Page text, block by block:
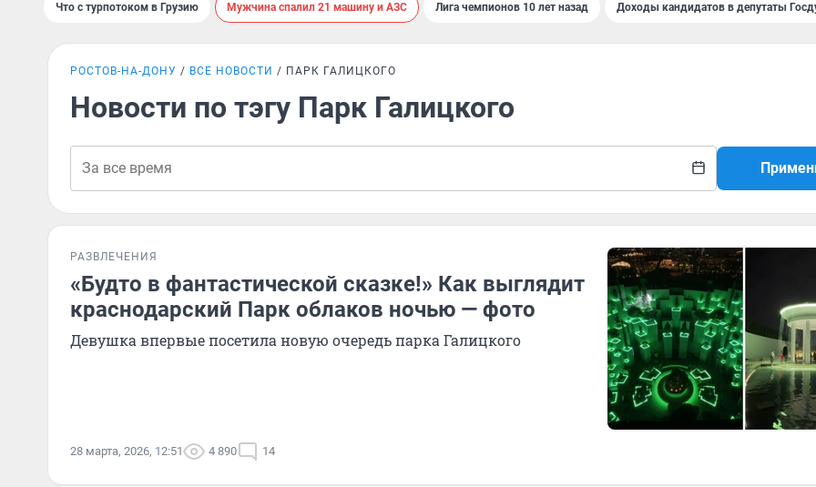
Что с турпотоком в Грузию Мужчина спалил 21 машину и АЗС Лига чемпионов 10 лет назад Доходы кандидатов в депутаты
РОСТОВ-НА-ДОНУ ВСЕ НОВОСТИ ПАРК ГАЛИЦКОГО
Новости по тэгу Парк Галицкого
РАЗВЛЕЧЕНИЯ
«Будто в фантастической сказке!» Как выглядит
краснодарский Парк облаков ночью — фото
Девушка впервые посетила новую очередь парка Галицкого
28 марта, 2026, 12:51 4 890 14